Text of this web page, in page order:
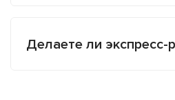
Делаете ли экспресс-